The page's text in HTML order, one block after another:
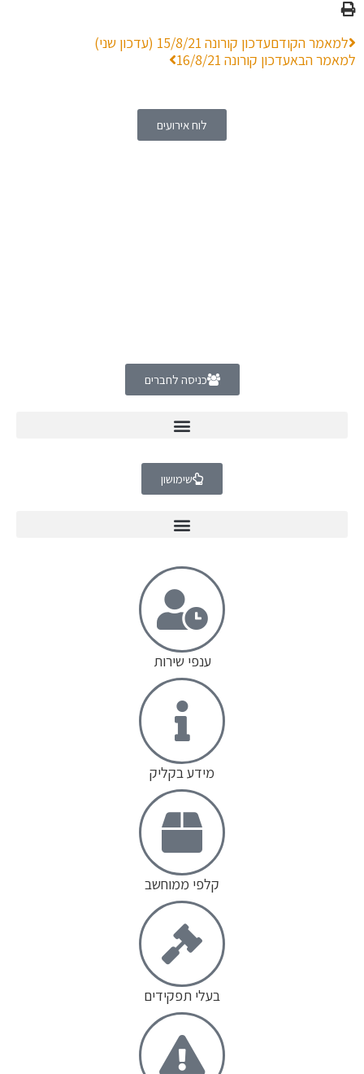
הקודםעדכון קורונה 15/8/21 (עדכון שני)
הבאעדכון קורונה 16/8/21
לוח אירועים
כניסה לחברים
ענפי שירות
מידע בקליק
קלפי ממוחשב
בעלי תפקידים